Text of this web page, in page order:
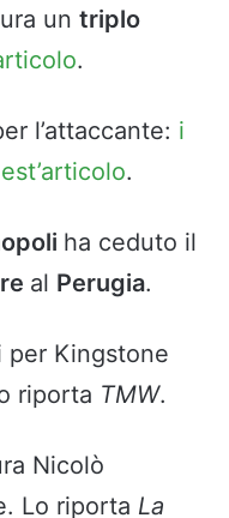
un triplo
.
l’attaccante: i
.
ha ceduto il
al Perugia.
per Kingstone
riporta TMW.
Nicolò
Lo riporta La